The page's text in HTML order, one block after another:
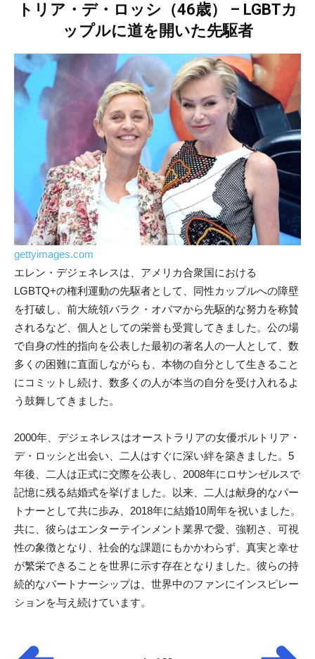
トリア・デ・ロッシ（46歳） – LGBTカ
ップルに道を開いた先駆者
gettyimages.com
エレン・デジェネレスは、アメリカ合衆国における
LGBTQ+の権利運動の先駆者として、同性カップルへの障壁
を打破し、前大統領バラク・オバマから先駆的な努力を称賛
されるなど、個人としての栄誉も受賞してきました。公の場
で自身の性的指向を公表した最初の著名人の一人として、数
多くの困難に直面しながらも、本物の自分として生きること
にコミットし続け、数多くの人が本当の自分を受け入れるよ
う鼓舞してきました。
2000年、デジェネレスはオーストラリアの女優ポルトリア・
デ・ロッシと出会い、二人はすぐに深い絆を築きました。5
年後、二人は正式に交際を公表し、2008年にロサンゼルスで
記憶に残る結婚式を挙げました。以来、二人は献身的なパー
トナーとして共に歩み、2018年に結婚10周年を祝いました。
共に、彼らはエンターテインメント業界で愛、強靭さ、可視
性の象徴となり、社会的な課題にもかかわらず、真実と幸せ
が繁栄できることを世界に示す存在となりました。彼らの持
続的なパートナーシップは、世界中のファンにインスピレー
ションを与え続けています。